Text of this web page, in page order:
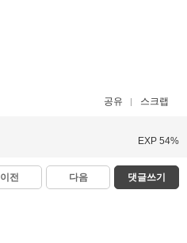
공유 스크랩
EXP 54%
이전 다음 댓글쓰기